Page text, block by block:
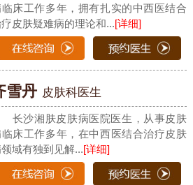
床工作多年，拥有扎实的中西医结合
皮肤疑难病的理论和...[详细]
雪丹 皮肤科医生
长沙湘肤皮肤病医院医生，从事皮肤
床工作多年，在中西医结合治疗皮肤
域有独到见解...[详细]